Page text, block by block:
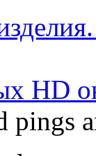
HD
pings